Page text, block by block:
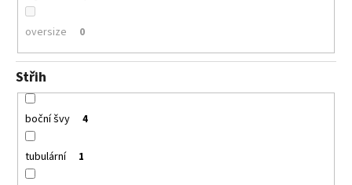
oversize 0
Střih
boční švy 4
tubulární 1